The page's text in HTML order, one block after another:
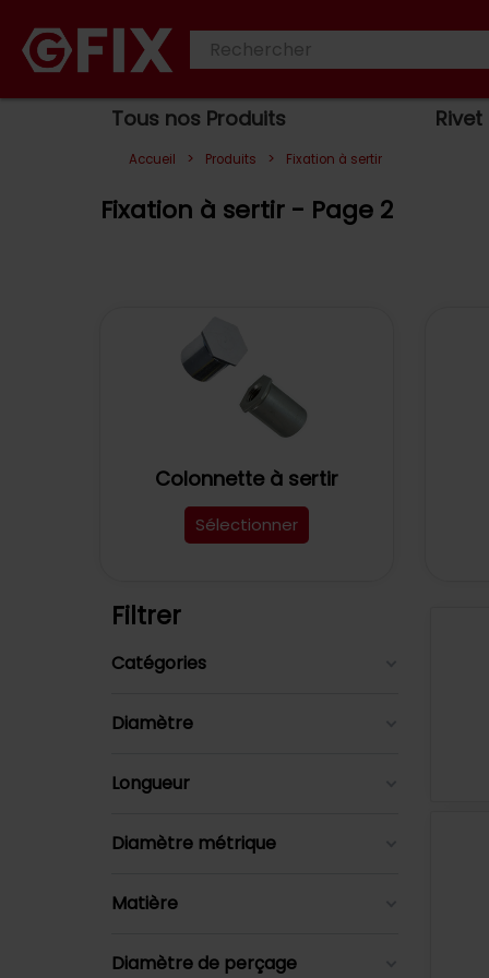
Tous nos Produits Rivet
Accueil > Produits > Fixation à sertir
Fixation à sertir - Page 2
Colonnette à sertir
Sélectionner
Filtrer
Catégories
Diamètre
Longueur
Diamètre métrique
Matière
Diamètre de perçage